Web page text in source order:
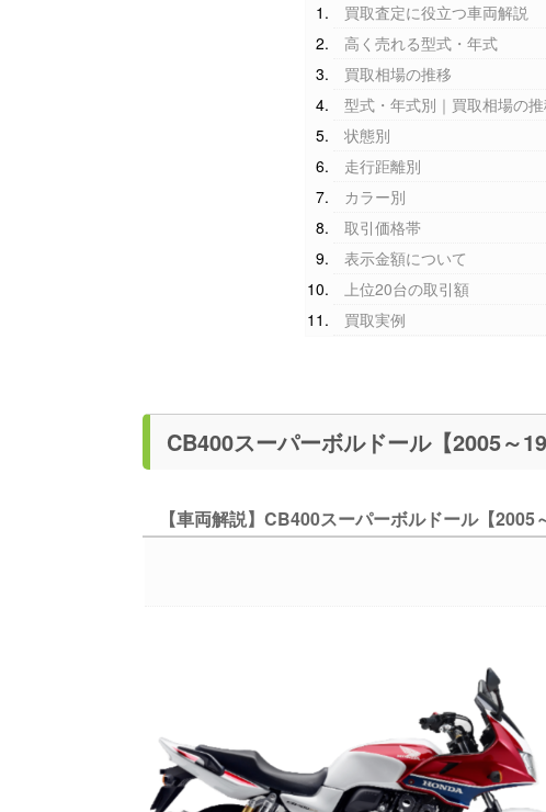
買取査定に役立つ車両解説
高く売れる型式・年式
買取相場の推移
型式・年式別｜買取相場の
状態別
走行距離別
カラー別
取引価格帯
表示金額について
上位20台の取引額
買取実例
【車両解説】CB400スーパーボルドール【2005